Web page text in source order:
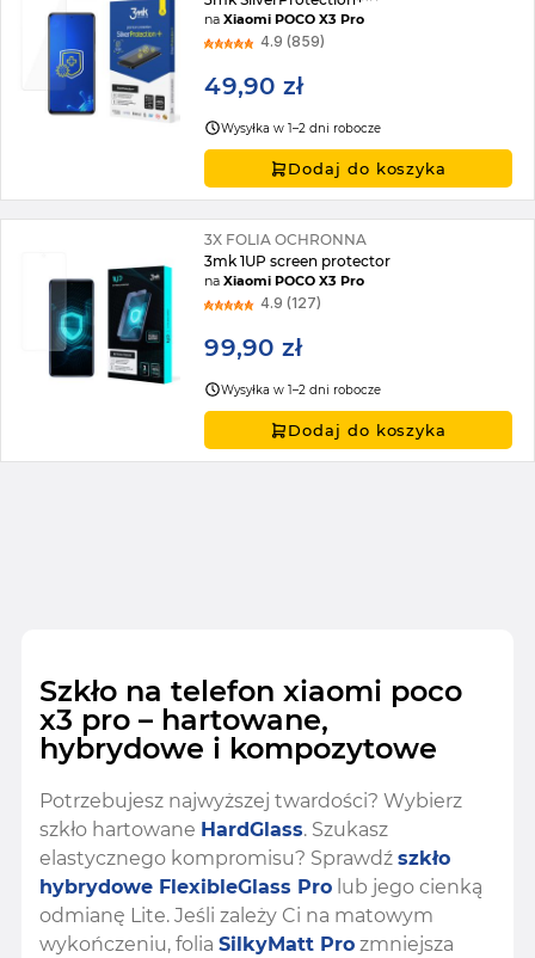
naXiaomi POCO X3 Pro
4.9 (859)
49,90 zł
Wysyłka w 1–2 dni robocze
Dodaj do koszyka
3X FOLIA OCHRONNA
3mk 1UP screen protector
naXiaomi POCO X3 Pro
4.9 (127)
99,90 zł
Wysyłka w 1–2 dni robocze
Dodaj do koszyka
Szkło na telefon xiaomi poco
x3 pro – hartowane,
hybrydowe i kompozytowe
Potrzebujesz najwyższej twardości? Wybierz
szkło hartowane HardGlass. Szukasz
elastycznego kompromisu? Sprawdź szkło
hybrydowe FlexibleGlass Pro lub jego cienką
odmianę Lite. Jeśli zależy Ci na matowym
wykończeniu, folia SilkyMatt Pro zmniejsza